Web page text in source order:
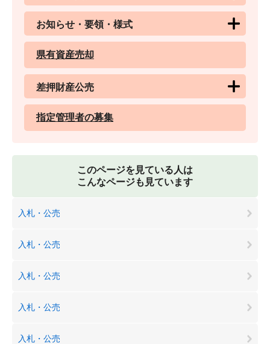
お知らせ・要領・様式
県有資産売却
差押財産公売
指定管理者の募集
このページを見ている人は
こんなページも見ています
入札・公売
入札・公売
入札・公売
入札・公売
入札・公売